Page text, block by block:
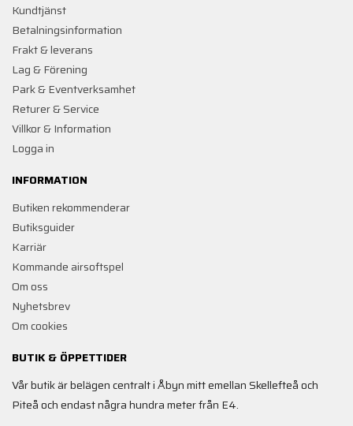
Kundtjänst
Betalningsinformation
Frakt & leverans
Lag & Förening
Park & Eventverksamhet
Returer & Service
Villkor & Information
Logga in
INFORMATION
Butiken rekommenderar
Butiksguider
Karriär
Kommande airsoftspel
Om oss
Nyhetsbrev
Om cookies
BUTIK & ÖPPETTIDER
Vår butik är belägen centralt i Åbyn mitt emellan Skellefteå och
Piteå och endast några hundra meter från E4.